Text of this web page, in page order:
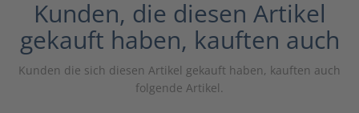
Kunden, die diesen Artikel
gekauft haben, kauften auch
Kunden die sich diesen Artikel gekauft haben, kauften auch
folgende Artikel.